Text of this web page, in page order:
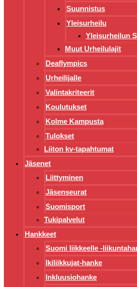
Suunnistus
Yleisurheilu
Yleisurheilun
Muut Urheilulajit
Deaflympics
Urheilijalle
Valintakriteerit
Koulutukset
Kolme Kampusta
Tulokset
Liiton kv-tapahtumat
Jäsenet
Liittyminen
Jäsenseurat
Suomisport
Tukipalvelut
Hankkeet
Suomi liikkeelle -
Ikiliikkujat-hanke
Inkluusiohanke